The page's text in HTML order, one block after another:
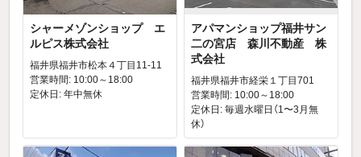
シャーメゾンショップ エ
ルピス株式会社
福井県福井市松本４丁目11-11
営業時間: 10:00～18:00
定休日: 年中無休
アパマンショップ福井サン
二の宮店 森川不動産 株
式会社
福井県福井市経栄１丁目701
営業時間: 10:00～18:00
定休日: 毎週水曜日（1〜3月無
休）